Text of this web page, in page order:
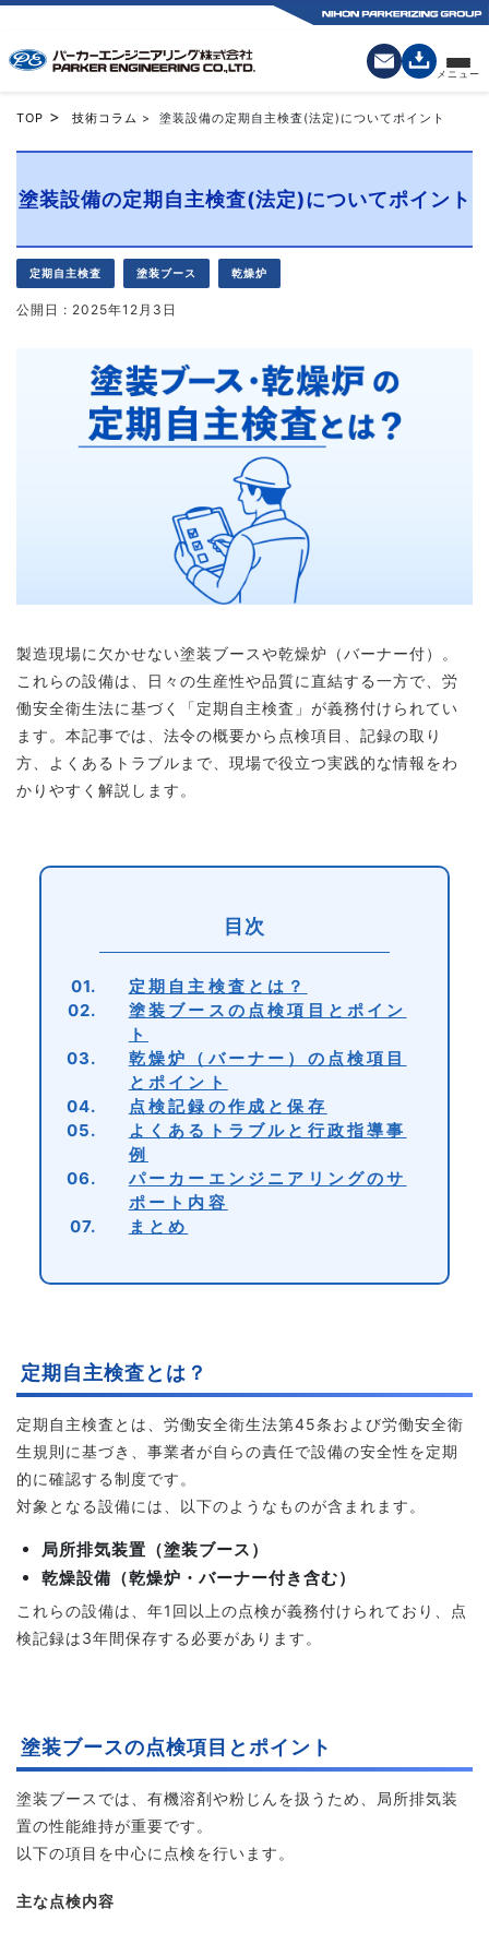
TOP > 技術コラム > 塗装設備の定期自主検査(法定)についてポイント
塗装設備の定期自主検査(法定)についてポイント
定期自主検査 塗装ブース 乾燥炉
公開日 : 2025年12月3日
製造現場に欠かせない塗装ブースや乾燥炉（バーナー付）。
これらの設備は、日々の生産性や品質に直結する一方で、労
働安全衛生法に基づく「定期自主検査」が義務付けられてい
ます。本記事では、法令の概要から点検項目、記録の取り
方、よくあるトラブルまで、現場で役立つ実践的な情報をわ
かりやすく解説します。
目次
01.
定期自主検査とは？
02.
塗装ブースの点検項目とポイン
ト
03.
乾燥炉（バーナー）の点検項目
とポイント
04.
点検記録の作成と保存
05.
よくあるトラブルと行政指導事
例
06.
パーカーエンジニアリングのサ
ポート内容
07.
まとめ
定期自主検査とは？
定期自主検査とは、労働安全衛生法第45条および労働安全衛
生規則に基づき、事業者が自らの責任で設備の安全性を定期
的に確認する制度です。
対象となる設備には、以下のようなものが含まれます。
局所排気装置（塗装ブース）
乾燥設備（乾燥炉・バーナー付き含む）
これらの設備は、年1回以上の点検が義務付けられており、点
検記録は3年間保存する必要があります。
塗装ブースの点検項目とポイント
塗装ブースでは、有機溶剤や粉じんを扱うため、局所排気装
置の性能維持が重要です。
以下の項目を中心に点検を行います。
主な点検内容